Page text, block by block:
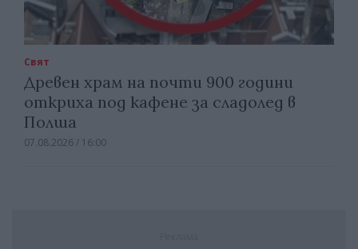
Свят
Древен храм на почти 900 години
откриха под кафене за сладолед в
Полша
07.08.2026 / 16:00